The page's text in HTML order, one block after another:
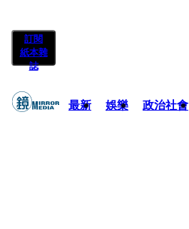
訂閱
紙本雜
誌
最新 娛樂 政治社會